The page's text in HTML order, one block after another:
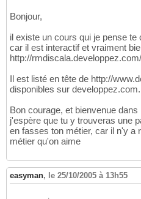
Bonjour,
il existe un cours qui je pense te
car il est interactif et vraiment
http://
Il est listé en tête de http://
disponibles sur developpez.com.
Bon courage, et bienvenue
j'espère que tu y trouveras une
en fasses ton métier, car il n'y a
métier qu'on aime
easyman, le 25/10/2005 à 13h55